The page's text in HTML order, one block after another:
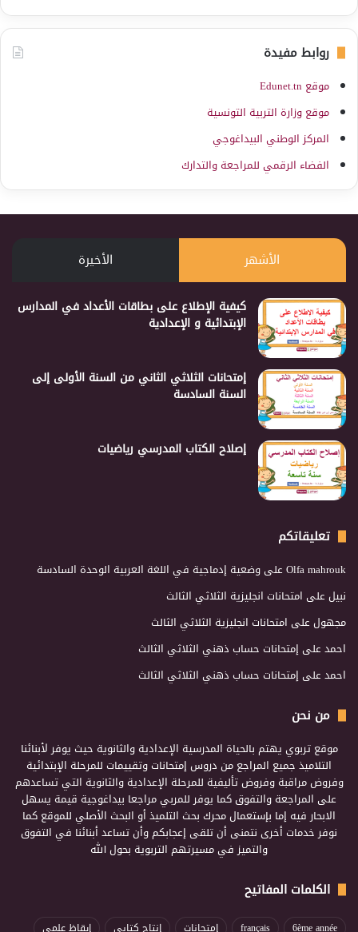
روابط مفيدة
موقع Edunet.tn
موقع وزارة التربية التونسية
المركز الوطني البيداغوجي
الفضاء الرقمي للمراجعة والتدارك
الأشهر الأخيرة
كيفية الإطلاع على بطاقات الأعداد في المدارس
الإبتدائية و الإعدادية
إمتحانات الثلاثي الثاني من السنة الأولى إلى
السنة السادسة
إصلاح الكتاب المدرسي رياضيات
تعليقاتكم
Olfa mahroukعلى وضعية إدماجية في اللغة العربية الوحدة السادسة
نبيلعلى امتحانات انجليزية الثلاثي الثالث
مجهولعلى امتحانات انجليزية الثلاثي الثالث
احمدعلى إمتحانات حساب ذهني الثلاثي الثالث
احمدعلى إمتحانات حساب ذهني الثلاثي الثالث
من نحن
موقع تربوي يهتم بالحياة المدرسية الإعدادية والثانوية حيث يوفر لأبنائنا
التلاميذ جميع المراجع من دروس إمتحانات وتقييمات للمرحلة الإبتدائية
وفروض مراقبة وفروض تأليفية للمرحلة الإعدادية والثانوية التي تساعدهم
على المراجعة والتفوق كما يوفر للمربي مراجعا بيداغوجية قيمة يسهل
الابحار فيه إما بإستعمال محرك بحث التلميذ أو البحث الأصلي للموقع كما
نوفر خدمات أخرى نتمنى أن تلقى إعجابكم وأن تساعد أبنائنا في التفوق
والتميز في مسيرتهم التربوية بحول الله
الكلمات المفاتيح
6ème année
français إمتحانات إنتاج كتابي إيقاظ علمي